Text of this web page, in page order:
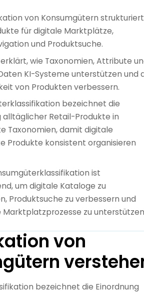
von Konsumgütern strukturiert
für digitale Marktplätze,
und Produktsuche.
wie Taxonomien, Attribute
KI-Systeme unterstützen und
von Produkten verbessern.
bezeichnet die
alltäglicher Retail-Produkte in
Taxonomien, damit digitale
Produkte konsistent organisieren
ist
um digitale Kataloge zu
Produktsuche zu verbessern und
Marktplatzprozesse zu
von
bezeichnet die Einordnung